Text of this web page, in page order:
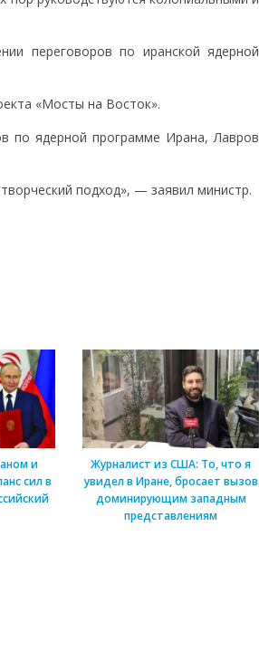
переговоров по иранской ядерной
«Мосты на Восток».
по ядерной программе Ирана, Лавров
подход», — заявил министр.
и
сил в
Журналист из США: То, что я
увидел в Иране, бросает вызов
доминирующим западным
представлениям